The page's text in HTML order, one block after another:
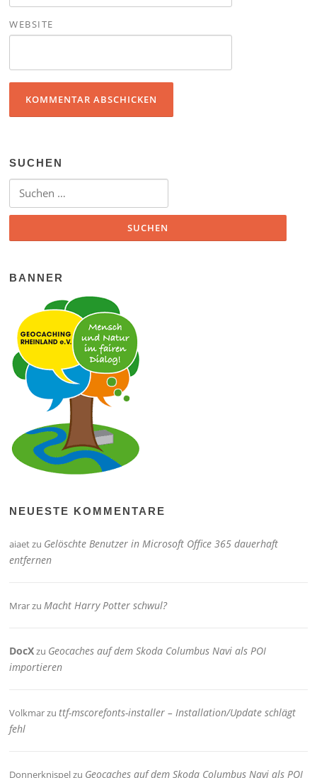
WEBSITE
SUCHEN
Suchen nach:
BANNER
NEUESTE KOMMENTARE
aiaetzu Gelöschte Benutzer in Microsoft Office 365 dauerhaft
entfernen
MrarzuMacht Harry Potter schwul?
DocXzu Geocaches auf dem Skoda Columbus Navi als POI
importieren
Volkmarzuttf-mscorefonts-installer – Installation/Update schlägt
fehl
Donnerknispelzu Geocaches auf dem Skoda Columbus Navi als POI